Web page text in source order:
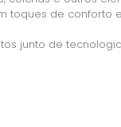
toques de conforto
junto de